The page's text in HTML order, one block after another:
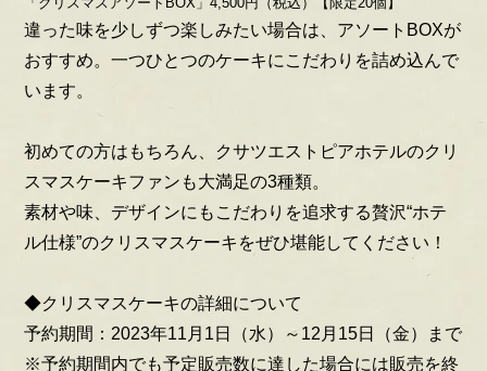
違った味を少しずつ楽しみたい場合は、アソートBOXが
おすすめ。一つひとつのケーキにこだわりを詰め込んで
います。
初めての方はもちろん、クサツエストピアホテルのクリ
スマスケーキファンも大満足の3種類。
素材や味、デザインにもこだわりを追求する贅沢“ホテ
ル仕様”のクリスマスケーキをぜひ堪能してください！
◆クリスマスケーキの詳細について
予約期間：2023年11月1日（水）～12月15日（金）まで
※予約期間内でも予定販売数に達した場合には販売を終